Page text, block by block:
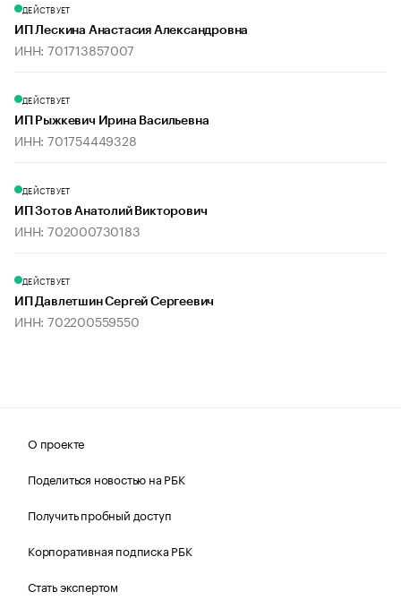
ДЕЙСТВУЕТ
ИП Лескина Анастасия Александровна
ИНН: 701713857007
ДЕЙСТВУЕТ
ИП Рыжкевич Ирина Васильевна
ИНН: 701754449328
ДЕЙСТВУЕТ
ИП Зотов Анатолий Викторович
ИНН: 702000730183
ДЕЙСТВУЕТ
ИП Давлетшин Сергей Сергеевич
ИНН: 702200559550
О проекте
Поделиться новостью на РБК
Получить пробный доступ
Корпоративная подписка РБК
Стать экспертом